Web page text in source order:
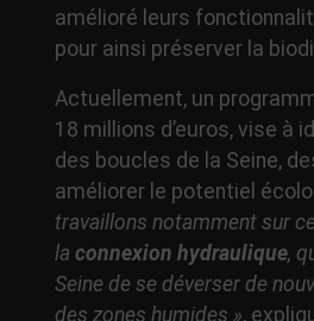
amélioré leurs
pour ainsi préserver la
Actuellement, un
18 millions d’euros, vise à
des boucles de la Seine,
améliorer le potentiel
travaillons notamment sur
la connexion hydraulique,
Seine de se déverser de
des zones humides »,